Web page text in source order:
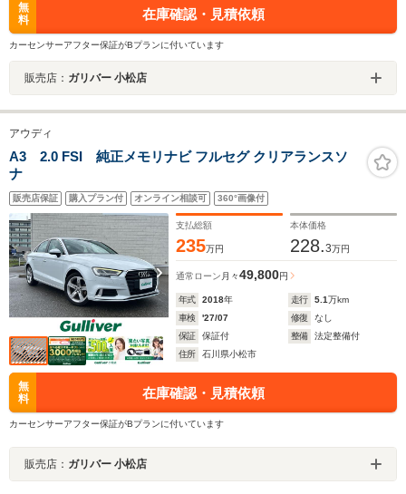
無
料
在庫確認・見積依頼
カーセンサーアフター保証がBプランに付いています
販売店： ガリバー 小松店
アウディ
A3 2.0 FSI 純正メモリナビ フルセグ クリアランスソ
ナ
販売店保証 購入プラン付 オンライン相談可 360°画像付
支払総額
235万円
本体価格
228.3万円
通常ローン 月々49,800円
年式 2018年 走行 5.1万km
車検
'27/07 修復
なし
保証
保証付 整備
法定整備付
住所
石川県小松市
無
料
在庫確認・見積依頼
カーセンサーアフター保証がBプランに付いています
販売店： ガリバー 小松店